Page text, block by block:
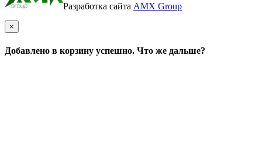
Разработка сайта AMX Group
×
Добавлено в корзину успешно. Что же дальше?